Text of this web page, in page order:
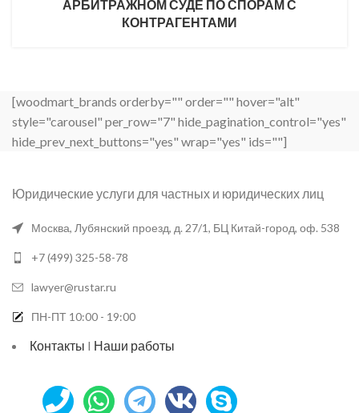
АРБИТРАЖНОМ СУДЕ ПО СПОРАМ С
КОНТРАГЕНТАМИ
[woodmart_brands orderby="" order="" hover="alt"
style="carousel" per_row="7" hide_pagination_control="yes"
hide_prev_next_buttons="yes" wrap="yes" ids=""]
Юридические услуги для частных и юридических лиц
Москва, Лубянский проезд, д. 27/1, БЦ Китай-город, оф. 538
+7 (499) 325-58-78
lawyer@rustar.ru
ПН-ПТ 10:00 - 19:00
Контакты I Наши работы